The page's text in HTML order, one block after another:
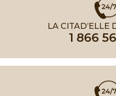
LA CITAD’ELLE
1 866